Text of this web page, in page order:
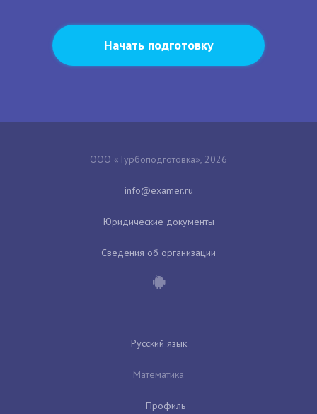
Начать подготовку
ООО «Турбоподготовка», 2026
Юридические документы
Сведения об организации
Русский язык
Математика
Профиль